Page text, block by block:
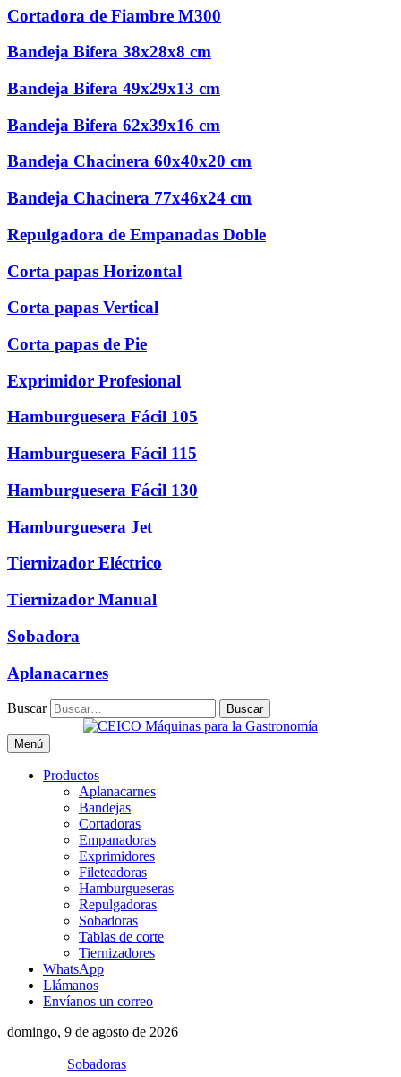
Cortadora de Fiambre M300
Bandeja Bifera 38x28x8 cm
Bandeja Bifera 49x29x13 cm
Bandeja Bifera 62x39x16 cm
Bandeja Chacinera 60x40x20 cm
Bandeja Chacinera 77x46x24 cm
Repulgadora de Empanadas Doble
Corta papas Horizontal
Corta papas Vertical
Corta papas de Pie
Exprimidor Profesional
Hamburguesera Fácil 105
Hamburguesera Fácil 115
Hamburguesera Fácil 130
Hamburguesera Jet
Tiernizador Eléctrico
Tiernizador Manual
Sobadora
Aplanacarnes
Buscar
Menú
Productos
Aplanacarnes
Bandejas
Cortadoras
Empanadoras
Exprimidores
Fileteadoras
Hamburgueseras
Repulgadoras
Sobadoras
Tablas de corte
Tiernizadores
WhatsApp
Llámanos
Envíanos un correo
domingo, 9 de agosto de 2026
Sobadoras